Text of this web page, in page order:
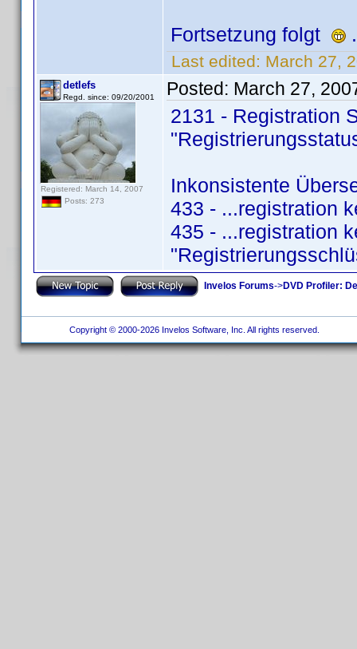
Fortsetzung folgt .
Last edited: March 27,
detlefs
Regd. since: 09/20/2001
Registered: March 14, 2007
Posts: 273
Posted: March 27,
2131 - Registration
Inkonsistente
433 - ...registration
435 - ...registration
Invelos Forums->DVD Profiler:
Copyright © 2000-2026 Invelos Software, Inc. All rights reserved.